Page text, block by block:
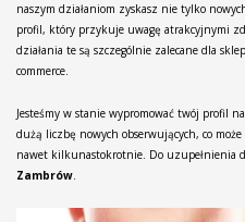
naszym działaniom zyskasz nie tylko
profil, który przykuje uwagę atrakcyjnymi
działania te są szczególnie zalecane dla
commerce.
Jesteśmy w stanie wypromować twój profil
dużą liczbę nowych obserwujących, co
nawet kilkunastokrotnie. Do uzupełnienia
Zambrów.